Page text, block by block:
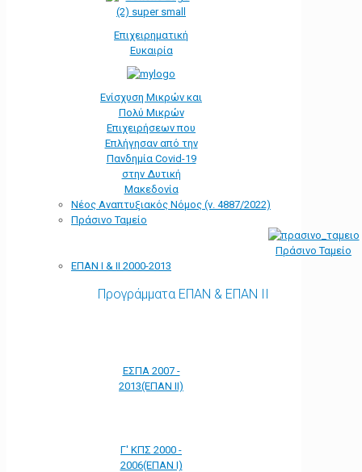
Επιχειρηματική
Ευκαιρία
Ενίσχυση Μικρών και
Πολύ Μικρών
Επιχειρήσεων που
Επλήγησαν από την
Πανδημία Covid-19
στην Δυτική
Μακεδονία
Νέος Αναπτυξιακός Νόμος (ν. 4887/2022)
Πράσινο Ταμείο
Πράσινο Ταμείο
ΕΠΑΝ Ι & ΙΙ 2000-2013
Προγράμματα ΕΠΑΝ & ΕΠΑΝ ΙΙ
ΕΣΠΑ 2007 -
2013(ΕΠΑΝ ΙΙ)
Γ' ΚΠΣ 2000 -
2006(ΕΠΑΝ Ι)